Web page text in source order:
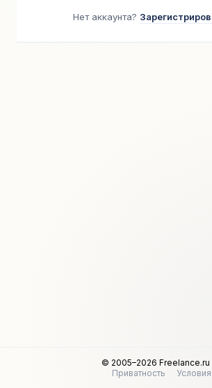
Нет аккаунта?
© 2005–2026 Freelance.ru
Приватность
Условия